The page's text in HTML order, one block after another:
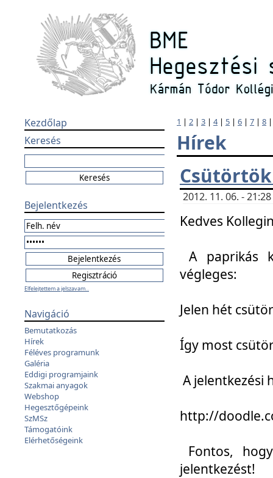
Kezdőlap
Keresés
Bejelentkezés
Elfelejtettem a jelszavam...
Navigáció
Bemutatkozás
Hírek
Féléves programunk
Galéria
Eddigi programjaink
Szakmai anyagok
Webshop
Hegesztőgépeink
SzMSz
Támogatóink
Elérhetőségeink
1 | 2 | 3 | 4| 5 | 6 | 7 | 8
Hírek
2012. 11. 06. -
Kedves
A paprikás
végleges:
Jelen hét
Így most
A jelentkezési
http://
Fontos,
jelentkezést!